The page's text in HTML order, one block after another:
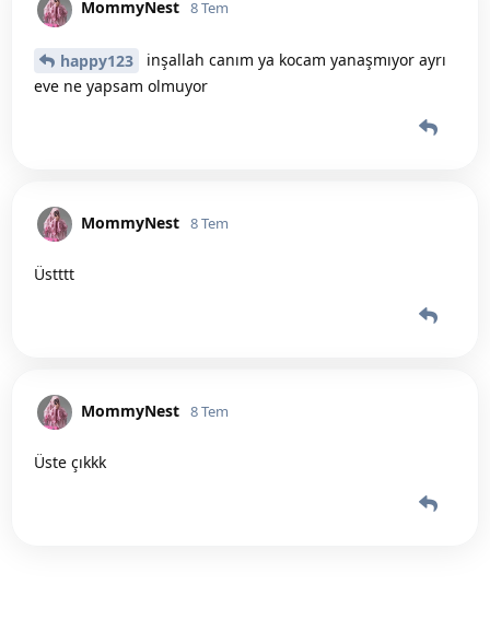
MommyNest 8 Tem
happy123
inşallah canım ya kocam yanaşmıyor ayrı
eve ne yapsam olmuyor
MommyNest 8 Tem
Üstttt
MommyNest 8 Tem
Üste çıkkk